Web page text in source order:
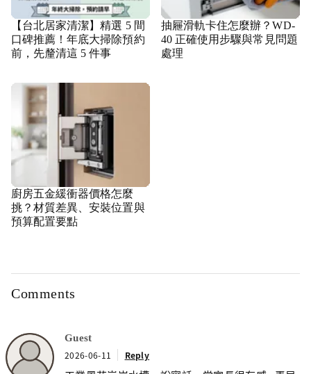
【台北居家清潔】精選 5 間
口碑推薦！年底大掃除預約
前，先釐清這 5 件事
抽屜滑軌卡住怎麼辦？WD-
40 正確使用步驟與常見問題
處理
廚房五金緩衝器價格怎麼
挑？材質差異、安裝位置與
預算配置要點
Comments
Guest
2026-06-11 Reply